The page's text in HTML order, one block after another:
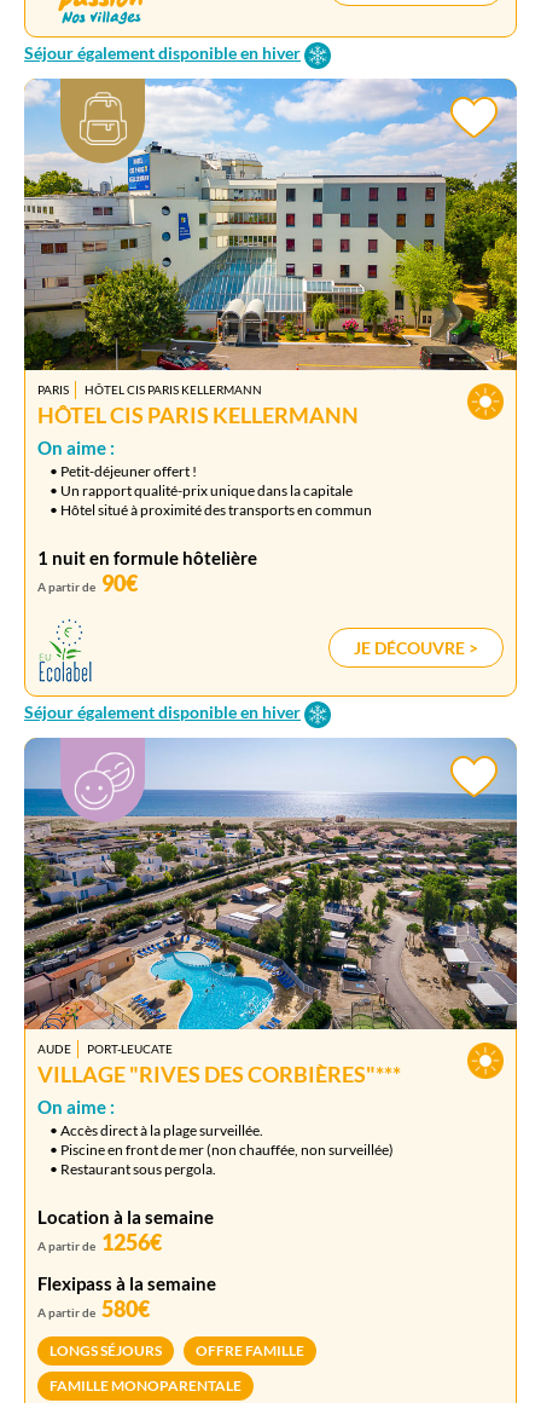
Séjour également disponible en hiver
PARIS HÔTEL CIS PARIS KELLERMANN
HÔTEL CIS PARIS KELLERMANN
On aime :
• Petit-déjeuner offert !
• Un rapport qualité-prix unique dans la capitale
• Hôtel situé à proximité des transports en commun
1 nuit en formule hôtelière
A partir de 90€
JE DÉCOUVRE >
Séjour également disponible en hiver
AUDE PORT-LEUCATE
VILLAGE "RIVES DES CORBIÈRES"***
On aime :
• Accès direct à la plage surveillée.
• Piscine en front de mer (non chauffée, non surveillée)
• Restaurant sous pergola.
Location à la semaine
A partir de 1256€
Flexipass à la semaine
A partir de 580€
LONGS SÉJOURS
OFFRE FAMILLE
FAMILLE MONOPARENTALE